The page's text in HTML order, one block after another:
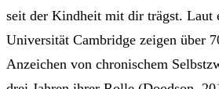
seit der Kindheit mit dir trägst. Laut
Universität Cambridge zeigen über
Anzeichen von chronischem